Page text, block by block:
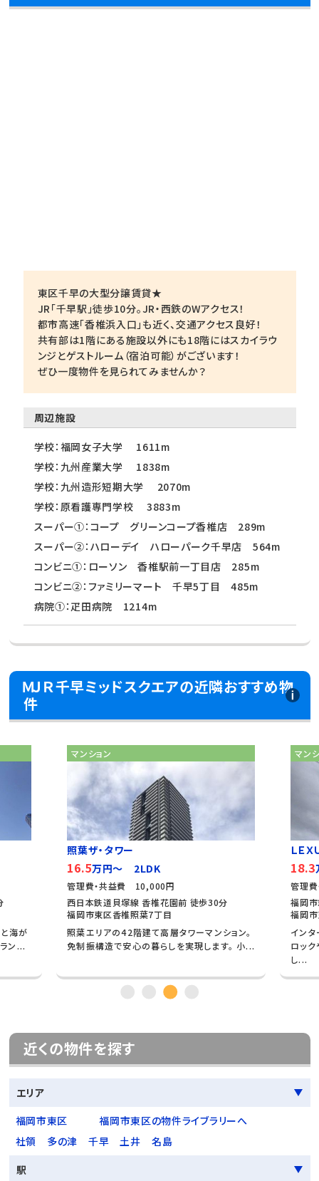
東区千早の大型分譲賃貸★
JR「千早駅」徒歩10分。JR・西鉄のWアクセス！
都市高速「香椎浜入口」も近く、交通アクセス良好！
共有部は1階にある施設以外にも18階にはスカイラウ
ンジとゲストルーム（宿泊可能）がございます！
ぜひ一度物件を見られてみませんか？
周辺施設
学校：福岡女子大学 1611m
学校：九州産業大学 1838m
学校：九州造形短期大学 2070m
学校：原看護専門学校 3883m
スーパー①：コープ グリーンコープ香椎店 289m
スーパー②：ハローデイ ハローパーク千早店 564m
コンビニ①：ローソン 香椎駅前一丁目店 285m
コンビニ②：ファミリーマート 千早5丁目 485m
病院①：疋田病院 1214m
ＭＪＲ千早ミッドスクエアの近隣おすすめ物
件
海が
ン...
マンション
照葉ザ・タワー
16.5万円～ 2LDK
管理費・共益費 10,000円
西日本鉄道貝塚線 香椎花園前 徒歩30分
福岡市東区香椎照葉7丁目
照葉エリアの42階建て高層タワーマンション。
免制振構造で安心の暮らしを実現します。 小...
マン
ＬＥ
18.3
管理
福岡
福岡
イン
ロッ
し...
近くの物件を探す
エリア
福岡市東区
福岡市東区の物件ライブラリーへ
社領
多の津 千早 土井
名島
駅